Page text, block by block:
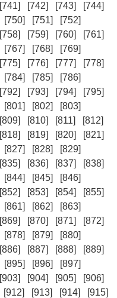
[741] [742] [743]
[744]
[750] [751]
[752]
[758] [759] [760]
[761]
[767] [768]
[769]
[775] [776] [777]
[778]
[784] [785]
[786]
[792] [793] [794]
[795]
[801] [802]
[803]
[809] [810] [811]
[812]
[818] [819] [820]
[821]
[827] [828]
[829]
[835] [836] [837]
[838]
[844] [845]
[846]
[852] [853] [854]
[855]
[861] [862]
[863]
[869] [870] [871]
[872]
[878] [879]
[880]
[886] [887] [888]
[889]
[895] [896]
[897]
[903] [904] [905]
[906]
[912] [913] [914] [915]